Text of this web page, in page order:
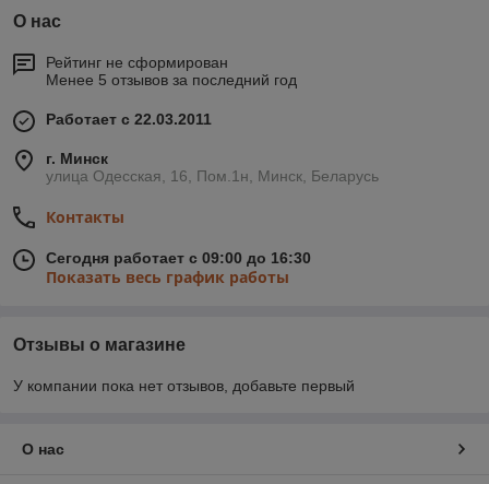
О нас
Рейтинг не сформирован
Менее 5 отзывов за последний год
Работает с 22.03.2011
г. Минск
улица Одесская, 16, Пом.1н, Минск, Беларусь
Контакты
Сегодня работает с 09:00 до 16:30
Показать весь график работы
Отзывы о магазине
У компании пока нет отзывов, добавьте первый
О нас